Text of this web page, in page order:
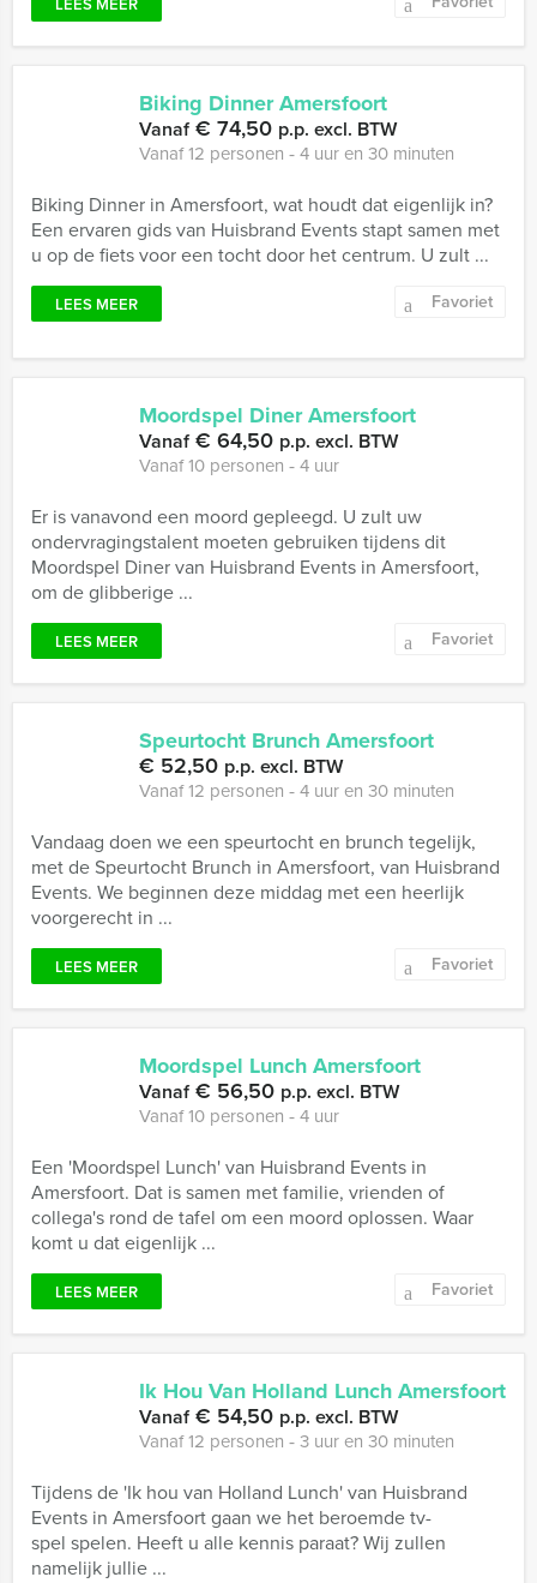
Biking Dinner Amersfoort
Vanaf€ 74,50 p.p. excl. BTW
Vanaf 12 personen ‐ 4 uur en 30 minuten
Biking Dinner in Amersfoort, wat houdt dat eigenlijk in?
Een ervaren gids van Huisbrand Events stapt samen met
u op de fiets voor een tocht door het centrum. U zult ...
LEES MEER Favoriet
Moordspel Diner Amersfoort
Vanaf€ 64,50 p.p. excl. BTW
Vanaf 10 personen ‐ 4 uur
Er is vanavond een moord gepleegd. U zult uw
ondervragingstalent moeten gebruiken tijdens dit
Moordspel Diner van Huisbrand Events in Amersfoort,
om de glibberige ...
LEES MEER Favoriet
Speurtocht Brunch Amersfoort
€ 52,50 p.p. excl. BTW
Vanaf 12 personen ‐ 4 uur en 30 minuten
Vandaag doen we een speurtocht en brunch tegelijk,
met de Speurtocht Brunch in Amersfoort, van Huisbrand
Events. We beginnen deze middag met een heerlijk
voorgerecht in ...
LEES MEER Favoriet
Moordspel Lunch Amersfoort
Vanaf€ 56,50 p.p. excl. BTW
Vanaf 10 personen ‐ 4 uur
Een 'Moordspel Lunch' van Huisbrand Events in
Amersfoort. Dat is samen met familie, vrienden of
collega's rond de tafel om een moord oplossen. Waar
komt u dat eigenlijk ...
LEES MEER Favoriet
Ik Hou Van Holland Lunch Amersfoort
Vanaf€ 54,50 p.p. excl. BTW
Vanaf 12 personen ‐ 3 uur en 30 minuten
Tijdens de 'Ik hou van Holland Lunch' van Huisbrand
Events in Amersfoort gaan we het beroemde tv-
spel spelen. Heeft u alle kennis paraat? Wij zullen
namelijk jullie ...